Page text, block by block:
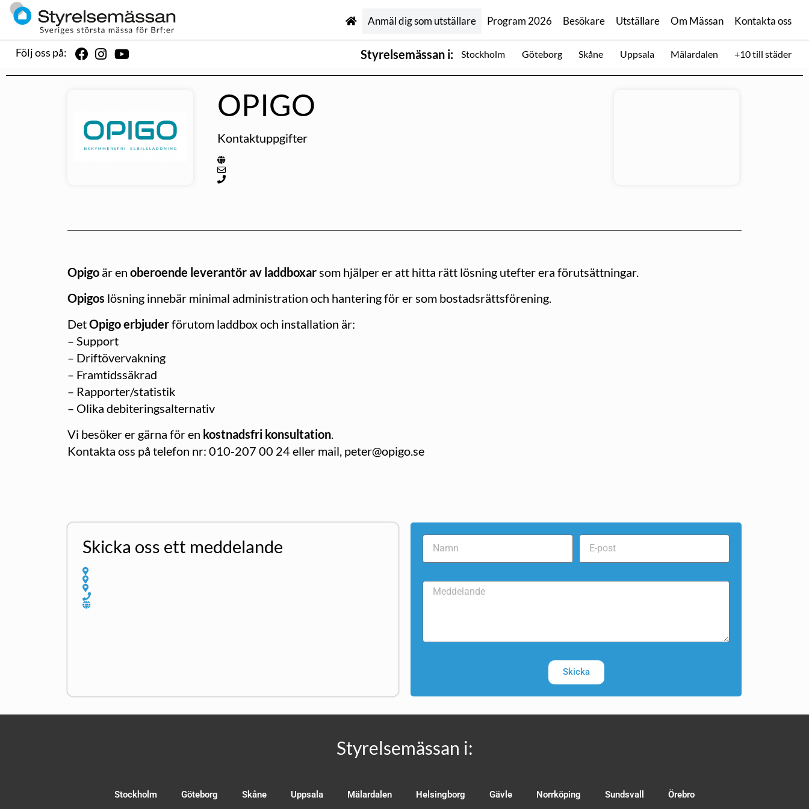
Anmäl dig som utställare Program 2026 Besökare Utställare Om Mässan Kontakta oss
Följ oss på: Styrelsemässan i: Stockholm Göteborg Skåne Uppsala Mälardalen +10 till städer
OPIGO
Kontaktuppgifter
Opigo är en oberoende leverantör av laddboxarsom hjälper er att hitta rätt lösning utefter era förutsättningar.
Opigos lösning innebär minimal administration och hantering för er som bostadsrättsförening.
DetOpigo erbjuderförutom laddbox och installation är:
– Support
– Driftövervakning
– Framtidssäkrad
– Rapporter/statistik
– Olika debiteringsalternativ
Vi besöker er gärna för en kostnadsfri konsultation.
Kontakta oss på telefon nr: 010-207 00 24 eller mail, peter@opigo.se
Skicka oss ett meddelande
Skicka
Styrelsemässan i:
Stockholm Göteborg Skåne Uppsala Mälardalen Helsingborg Gävle Norrköping Sundsvall Örebro